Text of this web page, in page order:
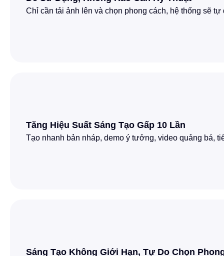
Chỉ cần tải ảnh lên và chọn phong cách, hệ thống sẽ
Tăng Hiệu Suất Sáng Tạo Gấp 10 Lần
Tạo nhanh bản nháp, demo ý tưởng, video quảng bá,
Sáng Tạo Không Giới Hạn, Tự Do Chọn